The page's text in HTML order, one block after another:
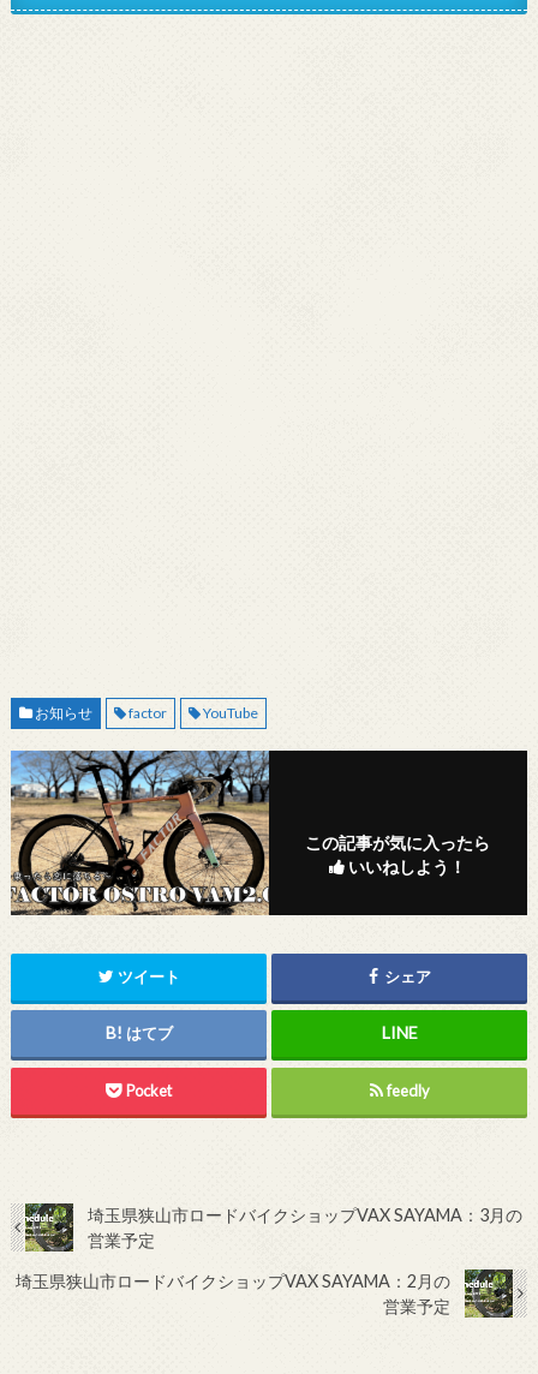
お知らせ factor YouTube
この記事が気に入ったら
いいねしよう！
ツイート シェア
はてブ
Pocket feedly
埼玉県狭山市ロードバイクショップVAX SAYAMA：3月の
営業予定
埼玉県狭山市ロードバイクショップVAX SAYAMA：2月の
営業予定